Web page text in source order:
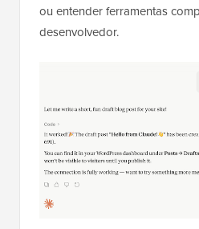
ou entender ferramentas
desenvolvedor.